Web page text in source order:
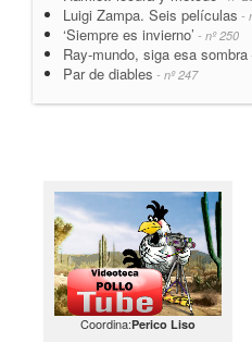
Luigi Zampa. Seis películas -
‘Siempre es invierno’ - nº 250
Ray-mundo, siga esa sombra
Par de diables - nº 247
Coordina:Perico Liso